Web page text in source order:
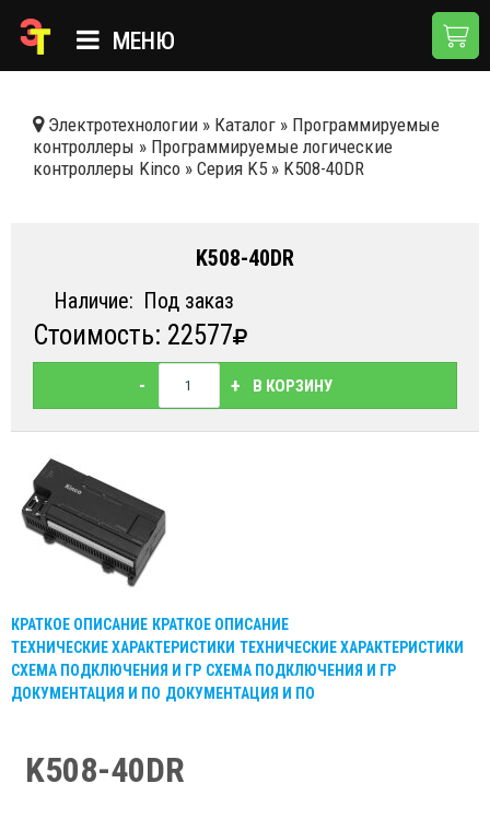
МЕНЮ
КАТАЛОГ
НОВОСТИ
ДОСТАВКА И ОПЛАТА
КОНТАКТЫ
Электротехнологии » Каталог » Программируемые
контроллеры » Программируемые логические
контроллеры Kinсo » Серия K5 » K508-40DR
K508-40DR
Наличие: Под заказ
Стоимость: 22577
- + В КОРЗИНУ
КРАТКОЕ ОПИСАНИЕ КРАТКОЕ ОПИСАНИЕ
ТЕХНИЧЕСКИЕ ХАРАКТЕРИСТИКИ ТЕХНИЧЕСКИЕ ХАРАКТЕРИСТИКИ
СХЕМА ПОДКЛЮЧЕНИЯ И ГР СХЕМА ПОДКЛЮЧЕНИЯ И ГР
ДОКУМЕНТАЦИЯ И ПО ДОКУМЕНТАЦИЯ И ПО
K508-40DR